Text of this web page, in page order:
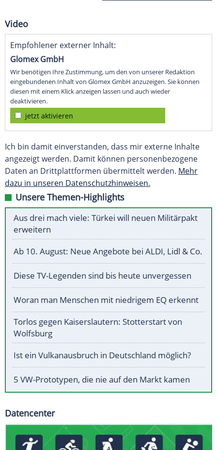
Video
Empfohlener externer Inhalt:
Glomex GmbH
Wir benötigen Ihre Zustimmung, um den von unserer Redaktion
eingebundenen Inhalt von Glomex GmbH anzuzeigen. Sie können
diesen mit einem Klick anzeigen lassen und auch wieder
deaktivieren.
jetzt aktivieren
Ich bin damit einverstanden, dass mir externe Inhalte
angezeigt werden. Damit können personenbezogene
Daten an Drittplattformen übermittelt werden. Mehr
dazu in unseren Datenschutzhinweisen.
Unsere Themen-Highlights
Aus drei mach viele: Türkei will neuen Militärpakt
erweitern
Ab 10. August: Neue Angebote bei ALDI, Lidl & Co.
Diese TV-Legenden sind bis heute unvergessen
Woran man Menschen mit niedrigem EQ erkennt
Torlos gegen Kaiserslautern: Stotterstart von
Wolfsburg
Ist ein Vulkanausbruch in Deutschland möglich?
5 VW-Prototypen, die nie auf den Markt kamen
Datencenter